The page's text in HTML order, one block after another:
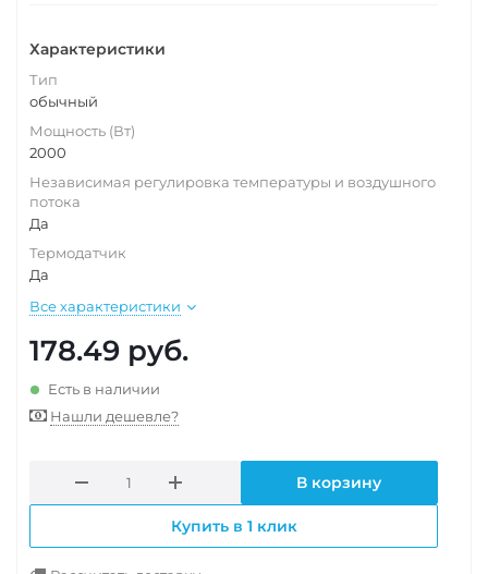
Характеристики
Тип
обычный
Мощность (Вт)
2000
Независимая регулировка температуры и воздушного
потока
Да
Термодатчик
Да
Все характеристики
178.49 руб.
Есть в наличии
Нашли дешевле?
В корзину
Купить в 1 клик